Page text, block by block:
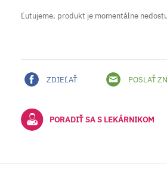
Ľutujeme, produkt je momentálne
ZDIEĽAŤ POSLAŤ
PORADIŤ SA S LEKÁRNIKOM